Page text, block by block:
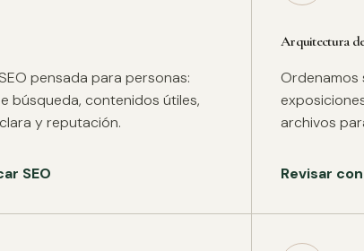
pensada para personas:
búsqueda, contenidos útiles,
y reputación.
SEO
Arquitectura
Ordenamos
archivos
Revisar